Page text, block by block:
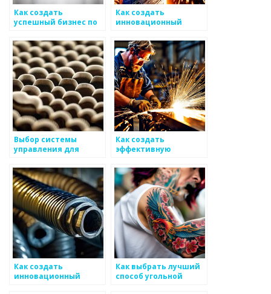
Как создать
успешный бизнес по
металлоизделий
Как создать
инновационный
производства
металлоизделий
Выбор системы
управления для
металлоизделий
Как создать
эффективную
проектов в сфере
металлоизделий
Как создать
инновационный
Как выбрать лучший
способ угольной